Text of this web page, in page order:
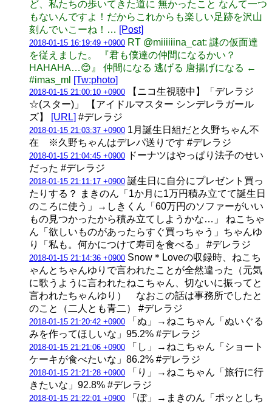
ど、私たちの歩いてきた道に 無かったこと なんて一つ
もないんですよ！だからこれからも楽しい足跡を沢山
刻んでいこーね！… [Post]
2018-01-15 16:19:49 +0900 RT @miiiiiina_cat: 謎の仮面達
を従えました。 『君も僕達の仲間になるかい？
HAHAHA…😊』 仲間になる 逃げる 唐揚げになる ←
#imas_ml [Tw:photo]
2018-01-15 21:00:10 +0900 【ニコ生視聴中】「デレラジ
☆(スター)」 【アイドルマスター シンデレラガール
ズ】
[URL] #デレラジ
2018-01-15 21:03:37 +0900 1月誕生日組だと久野ちゃん不
在 ※久野ちゃんはデレパ送りです #デレラジ
2018-01-15 21:04:45 +0900 ドーナツはやっぱり法子のせい
だった #デレラジ
2018-01-15 21:11:17 +0900 誕生日に自分にプレゼント買っ
たりする？ まきのん「1か月に1万円積み立てて誕生日
のころに使う」→しきくん「60万円のソファーがいい
もの見つかったから積み立てしようかな…」 ねこちゃ
ん「欲しいものがあったらすぐ買っちゃう」ちゃんゆ
り「私も。何かにつけて寿司を食べる」 #デレラジ
2018-01-15 21:14:36 +0900 Snow＊Loveの収録時、ねこち
ゃんとちゃんゆりで言われたことが全然違った（元気
に歌うように言われたねこちゃん、切ないに振ってと
言われたちゃんゆり） なおこの話は事務所でしたと
のこと（二人とも青二） #デレラジ
2018-01-15 21:20:42 +0900 「ぬ」→ねこちゃん「ぬいぐる
みを作ってほしいな」95.2% #デレラジ
2018-01-15 21:21:06 +0900 「し」→ねこちゃん「ショート
ケーキが食べたいな」86.2% #デレラジ
2018-01-15 21:21:28 +0900 「り」→ねこちゃん「旅行に行
きたいな」92.8% #デレラジ
2018-01-15 21:22:01 +0900 「ぽ」→まきのん「ポッとしち